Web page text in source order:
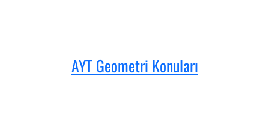
AYT Geometri Konuları